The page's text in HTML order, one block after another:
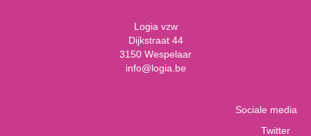
Logia vzw
Dijkstraat 44
3150 Wespelaar
info@logia.be
Sociale media
Twitter